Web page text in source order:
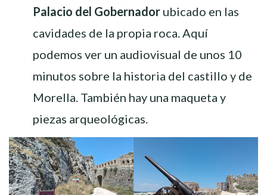
Palacio del Gobernador ubicado en las
cavidades de la propia roca. Aquí
podemos ver un audiovisual de unos 10
minutos sobre la historia del castillo y de
Morella. También hay una maqueta y
piezas arqueológicas.